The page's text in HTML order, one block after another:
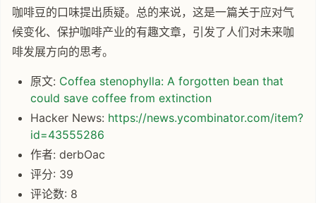
咖啡豆的口味提出质疑。总的来说，这是一篇关于应对气
候变化、保护咖啡产业的有趣文章，引发了人们对未来咖
啡发展方向的思考。
原文: Coffea stenophylla: A forgotten bean that
could save coffee from extinction
Hacker News: https://news.ycombinator.com/item?
id=43555286
作者: derbOac
评分: 39
评论数: 8